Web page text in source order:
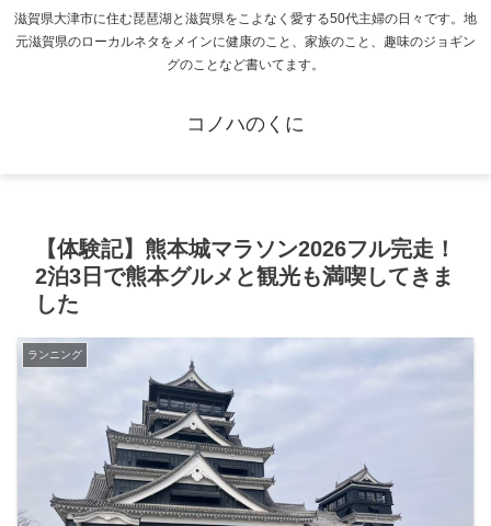
滋賀県大津市に住む琵琶湖と滋賀県をこよなく愛する50代主婦の日々です。地
元滋賀県のローカルネタをメインに健康のこと、家族のこと、趣味のジョギン
グのことなど書いてます。
コノハのくに
【体験記】熊本城マラソン2026フル完走！
2泊3日で熊本グルメと観光も満喫してきま
した
ランニング